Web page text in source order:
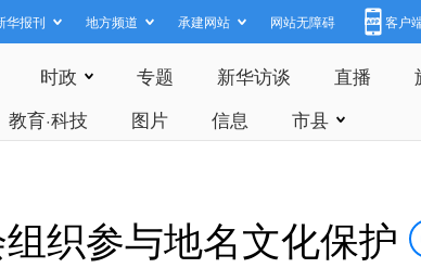
华报刊 地方频道 承建网站 网站无障碍 客户
时政 专题 新华访谈 直播
教育·科技 图片 信息 市县
织参与地名文化保护